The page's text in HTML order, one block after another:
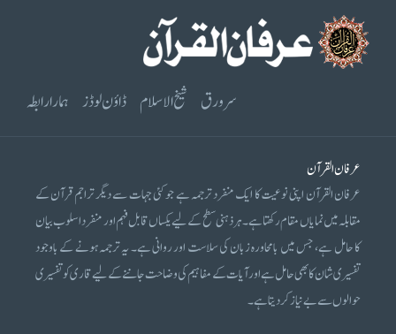
سرورق شیخ الاسلام ڈاؤن لوڈز ہمارا رابطہ
عرفان القرآن
عرفان القرآن اپنی نوعیت کا ایک منفرد ترجمہ ہے جو کئی جہات سے دیگر تراجم قرآن کے
مقابلہ میں نمایاں مقام رکھتا ہے۔ ہر ذہنی سطح کے لیے یکساں قابل فہم اور منفرد اسلوب بیان
کا حامل ہے، جس میں بامحاورہ زبان کی سلاست اور روانی ہے۔ یہ ترجمہ ہونے کے باوجود
تفسیری شان کا بھی حامل ہے اور آیات کے مفاہیم کی وضاحت جاننے کے لیے قاری کو تفسیری
حوالوں سے بے نیاز کر دیتا ہے۔